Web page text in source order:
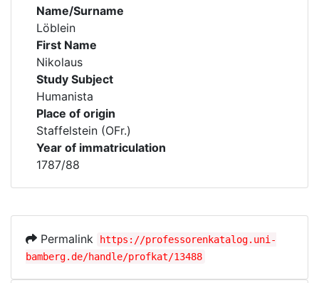
Name/Surname
Löblein
First Name
Nikolaus
Study Subject
Humanista
Place of origin
Staffelstein (OFr.)
Year of immatriculation
1787/88
Permalink
https://professorenkatalog.uni-
bamberg.de/handle/profkat/13488